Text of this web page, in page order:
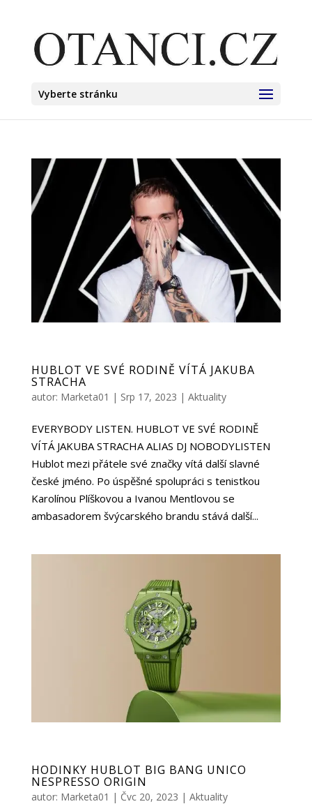
Vyberte stránku
HUBLOT VE SVÉ RODINĚ VÍTÁ JAKUBA
STRACHA
autor: Marketa01 | Srp 17, 2023 | Aktuality
EVERYBODY LISTEN. HUBLOT VE SVÉ RODINĚ
VÍTÁ JAKUBA STRACHA ALIAS DJ NOBODYLISTEN
Hublot mezi přátele své značky vítá další slavné
české jméno. Po úspěšné spolupráci s tenistkou
Karolínou Plíškovou a Ivanou Mentlovou se
ambasadorem švýcarského brandu stává další...
HODINKY HUBLOT BIG BANG UNICO
NESPRESSO ORIGIN
autor: Marketa01 | Čvc 20, 2023 | Aktuality